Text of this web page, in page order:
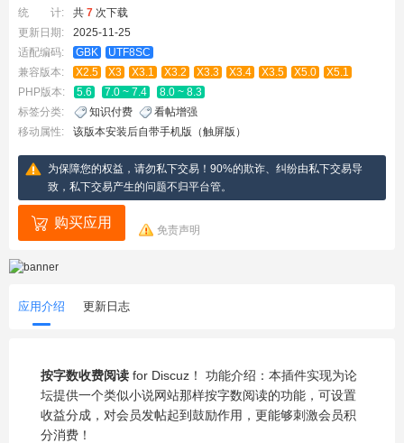
统 计: 共 7 次下载
更新日期:
2025-11-25
适配编码:
GBK
UTF8SC
兼容版本:
X2.5 X3 X3.1 X3.2 X3.3 X3.4 X3.5 X5.0
X5.1
PHP版本:
5.6 7.0 ~ 7.4
8.0 ~ 8.3
标签分类:
知识付费
看帖增强
移动属性:
该版本安装后自带手机版（触屏版）
为保障您的权益，请勿私下交易！90%的欺诈、纠纷由私下交易导
致，私下交易产生的问题不归平台管。
购买应用 免责声明
应用介绍 更新日志
按字数收费阅读 for Discuz！ 功能介绍：本插件实现为论
坛提供一个类似小说网站那样按字数阅读的功能，可设置
收益分成，对会员发帖起到鼓励作用，更能够刺激会员积
分消费！